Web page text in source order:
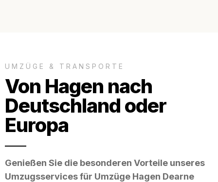
UMZÜGE & TRANSPORTE
Von Hagen nach
Deutschland oder
Europa
Genießen Sie die besonderen Vorteile unseres
Umzugsservices für Umzüge Hagen Dearne